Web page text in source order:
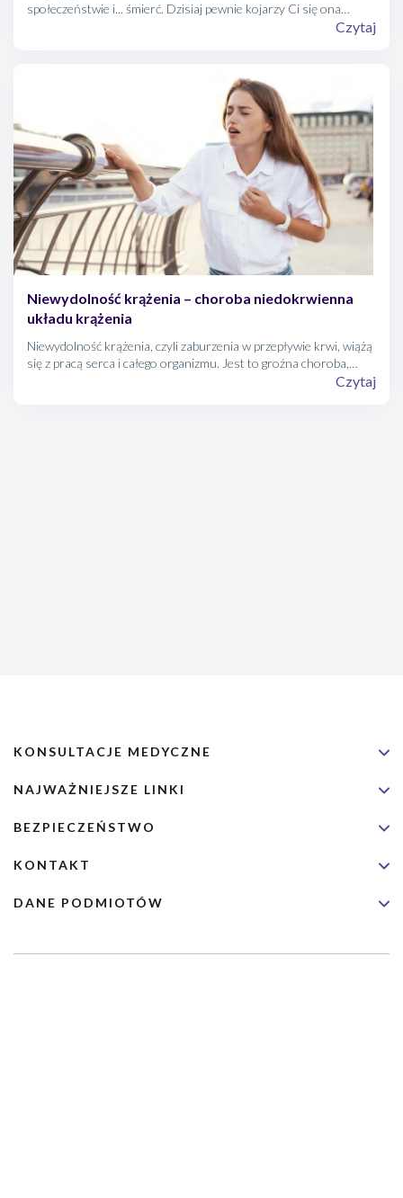
społeczeństwie i... śmierć. Dzisiaj pewnie kojarzy Ci się ona
głównie ze szkolnymi lekturami i chorobami opisywanymi w
z nią na co dzień... to niestety, nie masz racji.
Czytaj
Niewydolność krążenia – choroba niedokrwienna
układu krążenia
Niewydolność krążenia, czyli zaburzenia w przepływie krwi, wiążą
się z pracą serca i całego organizmu. Jest to groźna choroba,
która nieleczona, może nieść za sobą śmiertelne konsekwencje.
Czytaj
KONSULTACJE MEDYCZNE
NAJWAŻNIEJSZE LINKI
BEZPIECZEŃSTWO
KONTAKT
DANE PODMIOTÓW